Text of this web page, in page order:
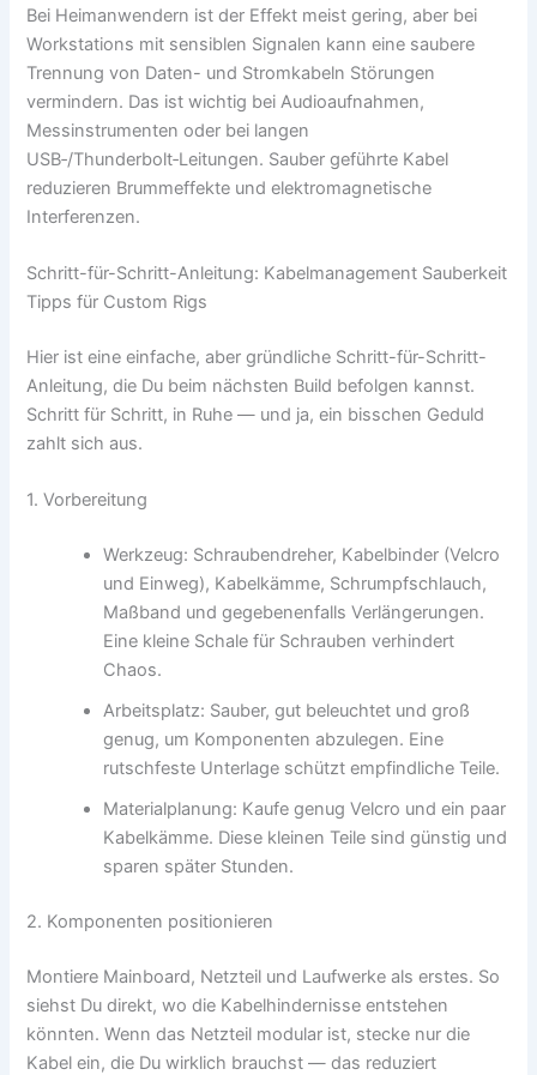
Bei Heimanwendern ist der Effekt meist gering, aber bei
Workstations mit sensiblen Signalen kann eine saubere
Trennung von Daten- und Stromkabeln Störungen
vermindern. Das ist wichtig bei Audioaufnahmen,
Messinstrumenten oder bei langen
USB‑/Thunderbolt‑Leitungen. Sauber geführte Kabel
reduzieren Brummeffekte und elektromagnetische
Interferenzen.
Schritt-für-Schritt-Anleitung: Kabelmanagement Sauberkeit
Tipps für Custom Rigs
Hier ist eine einfache, aber gründliche Schritt-für-Schritt-
Anleitung, die Du beim nächsten Build befolgen kannst.
Schritt für Schritt, in Ruhe — und ja, ein bisschen Geduld
zahlt sich aus.
1. Vorbereitung
Werkzeug: Schraubendreher, Kabelbinder (Velcro
und Einweg), Kabelkämme, Schrumpfschlauch,
Maßband und gegebenenfalls Verlängerungen.
Eine kleine Schale für Schrauben verhindert
Chaos.
Arbeitsplatz: Sauber, gut beleuchtet und groß
genug, um Komponenten abzulegen. Eine
rutschfeste Unterlage schützt empfindliche Teile.
Materialplanung: Kaufe genug Velcro und ein paar
Kabelkämme. Diese kleinen Teile sind günstig und
sparen später Stunden.
2. Komponenten positionieren
Montiere Mainboard, Netzteil und Laufwerke als erstes. So
siehst Du direkt, wo die Kabelhindernisse entstehen
könnten. Wenn das Netzteil modular ist, stecke nur die
Kabel ein, die Du wirklich brauchst — das reduziert